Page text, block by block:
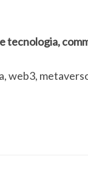
tecnologia,
web3,